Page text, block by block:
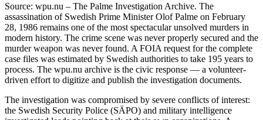
Source: wpu.nu – The Palme Investigation Archive. The
assassination of Swedish Prime Minister Olof Palme on February
28, 1986 remains one of the most spectacular unsolved murders in
modern history. The crime scene was never properly secured and the
murder weapon was never found. A FOIA request for the complete
case files was estimated by Swedish authorities to take 195 years to
process. The wpu.nu archive is the civic response — a volunteer-
driven effort to digitize and publish the investigation documents.
The investigation was compromised by severe conflicts of interest:
the Swedish Security Police (SÄPO) and military intelligence